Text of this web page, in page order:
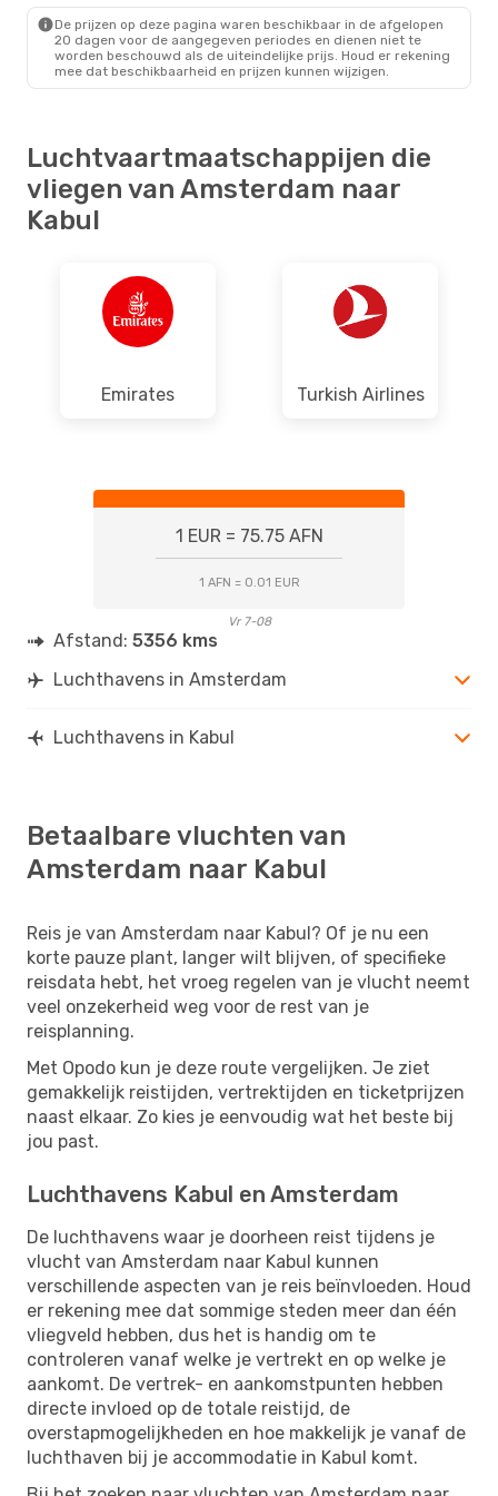
KBL - AMS
De prijzen op deze pagina waren beschikbaar in de afgelopen
20 dagen voor de aangegeven periodes en dienen niet te
worden beschouwd als de uiteindelijke prijs. Houd er rekening
mee dat beschikbaarheid en prijzen kunnen wijzigen.
Luchtvaartmaatschappijen die
vliegen van Amsterdam naar
Kabul
Emirates Turkish Airlines
1 EUR = 75.75 AFN
1 AFN = 0.01 EUR
Vr 7-08
Afstand: 5356 kms
Luchthavens in Amsterdam
Luchthavens in Kabul
Betaalbare vluchten van
Amsterdam naar Kabul
Reis je van Amsterdam naar Kabul? Of je nu een
korte pauze plant, langer wilt blijven, of specifieke
reisdata hebt, het vroeg regelen van je vlucht neemt
veel onzekerheid weg voor de rest van je
reisplanning.
Met Opodo kun je deze route vergelijken. Je ziet
gemakkelijk reistijden, vertrektijden en ticketprijzen
naast elkaar. Zo kies je eenvoudig wat het beste bij
jou past.
Luchthavens Kabul en Amsterdam
De luchthavens waar je doorheen reist tijdens je
vlucht van Amsterdam naar Kabul kunnen
verschillende aspecten van je reis beïnvloeden. Houd
er rekening mee dat sommige steden meer dan één
vliegveld hebben, dus het is handig om te
controleren vanaf welke je vertrekt en op welke je
aankomt. De vertrek- en aankomstpunten hebben
directe invloed op de totale reistijd, de
overstapmogelijkheden en hoe makkelijk je vanaf de
luchthaven bij je accommodatie in Kabul komt.